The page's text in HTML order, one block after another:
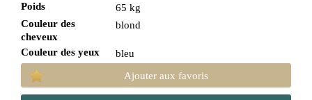
Poids
65 kg
Couleur des
cheveux
blond
Couleur des yeux
bleu
Ajouter aux favoris